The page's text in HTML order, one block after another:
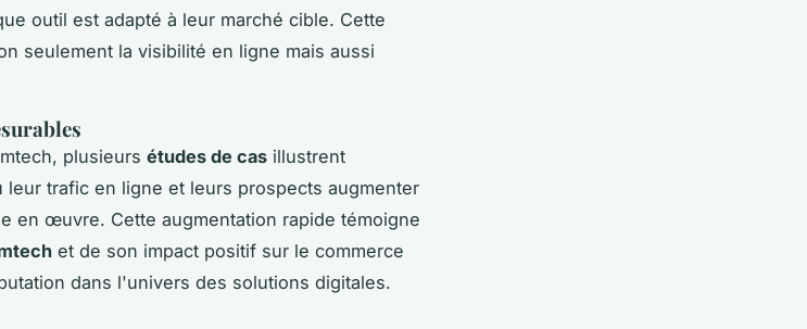
outil est adapté à leur marché cible. Cette
seulement la visibilité en ligne mais aussi
plusieurs études de cas illustrent
trafic en ligne et leurs prospects augmenter
en œuvre. Cette augmentation rapide témoigne
et de son impact positif sur le commerce
dans l'univers des solutions digitales.